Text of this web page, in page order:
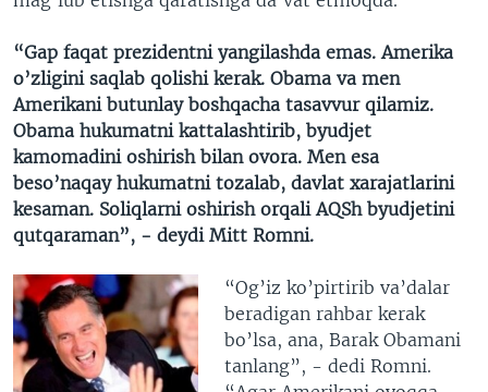
“Gap faqat prezidentni yangilashda emas. Amerika
o’zligini saqlab qolishi kerak. Obama va men
Amerikani butunlay boshqacha tasavvur qilamiz.
Obama hukumatni kattalashtirib, byudjet
kamomadini oshirish bilan ovora. Men esa
beso’naqay hukumatni tozalab, davlat xarajatlarini
kesaman. Soliqlarni oshirish orqali AQSh byudjetini
qutqaraman”, - deydi Mitt Romni.
“Og’iz ko’pirtirib va’dalar
beradigan rahbar kerak
bo’lsa, ana, Barak Obamani
tanlang”, - dedi Romni.